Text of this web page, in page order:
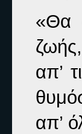
«Θα
απ’
απ’